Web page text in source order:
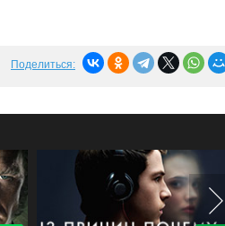
Поделиться: